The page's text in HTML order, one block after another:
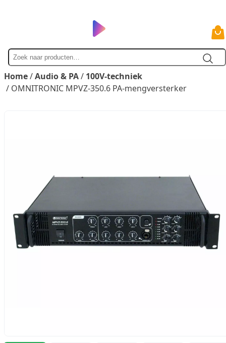
Zoek
naar
Home/Audio & PA/ 100V-techniek
/ OMNITRONIC MPVZ-350.6 PA-mengversterker